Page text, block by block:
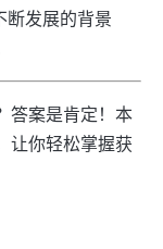
断发展的背景
答案是肯定！本
让你轻松掌握获